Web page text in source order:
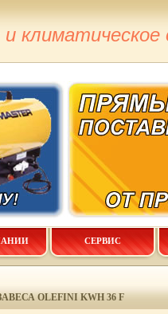
и климатическое
СЕРВИС
OLEFINI KWH 36 F